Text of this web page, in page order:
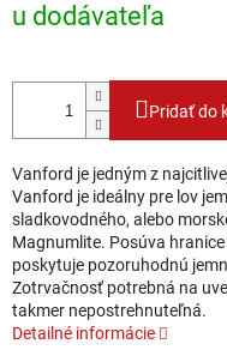
u dodávateľa
Pridať do
Vanford je jedným z
Vanford je ideálny pre lov
sladkovodného, alebo
Magnumlite. Posúva
poskytuje pozoruhodnú
Zotrvačnosť potrebná na
takmer nepostrehnuteľná.
Detailné informácie